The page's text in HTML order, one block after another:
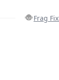
Frag